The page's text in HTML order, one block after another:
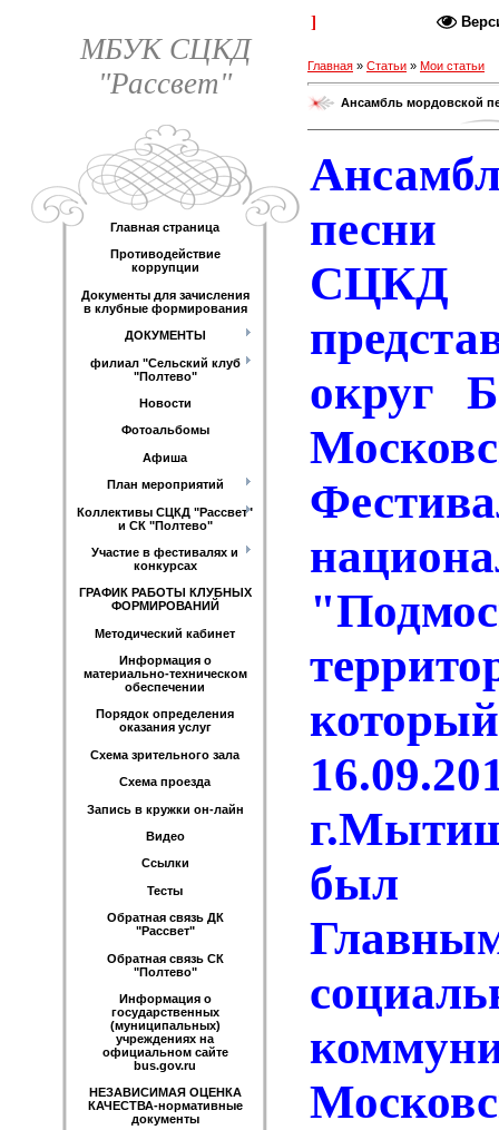
МБУК СЦКД
"Рассвет"
Главная страница
Противодействие
коррупции
Документы для зачисления
в клубные формирования
ДОКУМЕНТЫ
филиал "Сельский клуб
"Полтево"
Новости
Фотоальбомы
Афиша
План мероприятий
Коллективы СЦКД "Рассвет"
и СК "Полтево"
Участие в фестивалях и
конкурсах
ГРАФИК РАБОТЫ КЛУБНЫХ
ФОРМИРОВАНИЙ
Методический кабинет
Информация о
материально-техническом
обеспечении
Порядок определения
оказания услуг
Схема зрительного зала
Схема проезда
Запись в кружки он-лайн
Видео
Ссылки
Тесты
Обратная связь ДК
"Рассвет"
Обратная связь СК
"Полтево"
Информация о
государственных
(муниципальных)
учреждениях на
официальном сайте
bus.gov.ru
НЕЗАВИСИМАЯ ОЦЕНКА
КАЧЕСТВА-нормативные
документы
Каталог статей
Главная » Статьи » Мои статьи
Ансамбль мордовской
СЦКД
округ
был